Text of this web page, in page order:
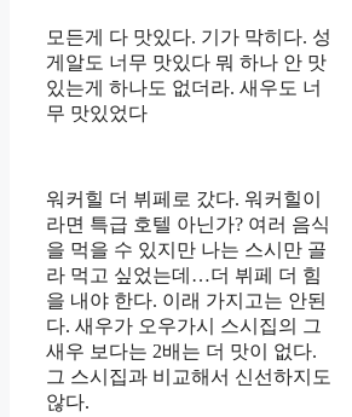
모든게 다 맛있다. 기가 막히다. 성
게알도 너무 맛있다 뭐 하나 안 맛
있는게 하나도 없더라. 새우도 너
무 맛있었다
워커힐 더 뷔페로 갔다. 워커힐이
라면 특급 호텔 아닌가? 여러 음식
을 먹을 수 있지만 나는 스시만 골
라 먹고 싶었는데…더 뷔페 더 힘
을 내야 한다. 이래 가지고는 안된
다. 새우가 오우가시 스시집의 그
새우 보다는 2배는 더 맛이 없다.
그 스시집과 비교해서 신선하지도
않다.